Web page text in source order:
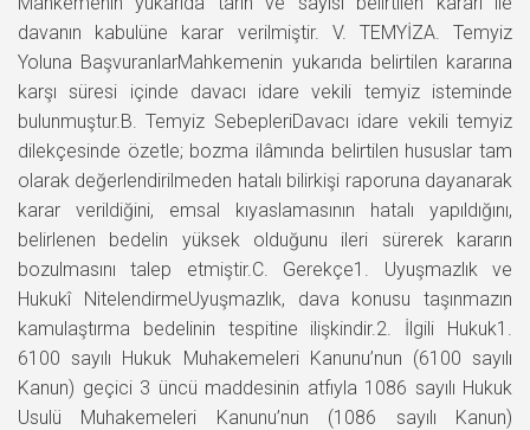
davanın kabulüne karar verilmiştir. V. TEMYİZA. Temyiz
Yoluna BaşvuranlarMahkemenin yukarıda belirtilen kararına
karşı süresi içinde davacı idare vekili temyiz isteminde
bulunmuştur.B. Temyiz SebepleriDavacı idare vekili temyiz
dilekçesinde özetle; bozma ilâmında belirtilen hususlar tam
olarak değerlendirilmeden hatalı bilirkişi raporuna dayanarak
karar verildiğini, emsal kıyaslamasının hatalı yapıldığını,
belirlenen bedelin yüksek olduğunu ileri sürerek kararın
bozulmasını talep etmiştir.C. Gerekçe1. Uyuşmazlık ve
Hukukî NitelendirmeUyuşmazlık, dava konusu taşınmazın
kamulaştırma bedelinin tespitine ilişkindir.2. İlgili Hukuk1.
6100 sayılı Hukuk Muhakemeleri Kanunu’nun (6100 sayılı
Kanun) geçici 3 üncü maddesinin atfıyla 1086 sayılı Hukuk
Usulü Muhakemeleri Kanunu’nun (1086 sayılı Kanun)